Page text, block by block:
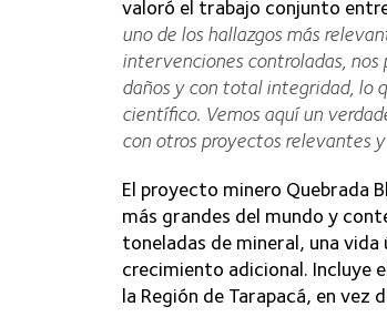
valoró el trabajo conjunto
uno de los hallazgos más
intervenciones controladas,
daños y con total integridad, lo
científico. Vemos aquí un
con otros proyectos relevantes
El proyecto minero Quebrada
más grandes del mundo y
toneladas de mineral, una
crecimiento adicional. Incluye
la Región de Tarapacá, en vez